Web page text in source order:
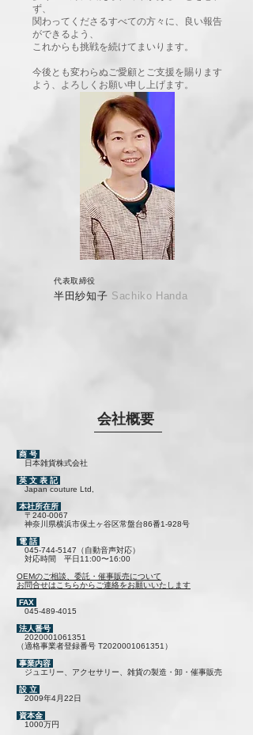
ず、
関わってくださるすべての方々に、良い報告
ができるよう、
これからも挑戦を続けてまいります。
今後とも変わらぬご愛顧とご支援を賜ります
よう、よろしくお願い申し上げます。
代表取締役
半田紗知子 Sachiko Handa
会社概要
商 号
日本雑貨株式会社
英 文 表 記
Japan couture Ltd,
本社所在所
〒240-0067
神奈川県横浜市保土ヶ谷区常盤台86番1-928号
電 話
045-744-5147 （自動音声対応）
対応時間 平日11:00〜16:00
OEMのご相談、委託・催事販売について
お問合せはこちらからご連絡をお願いいたします
FAX
045-489-4015
法人番号
2020001061351
（適格事業者登録番号 T2020001061351）
事業内容
ジュエリー、アクセサリー、雑貨の製造・卸・催事販売
設 立
2009年4月22日
資本金
1000万円